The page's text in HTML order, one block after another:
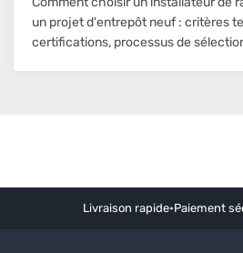
un projet d'entrepôt neuf : critères
certifications, processus de
Livraison rapide•Paiement